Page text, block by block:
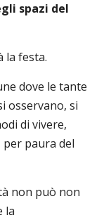
spazi del
la festa.
dove le tante
osservano, si
di vivere,
paura del
non può non
la